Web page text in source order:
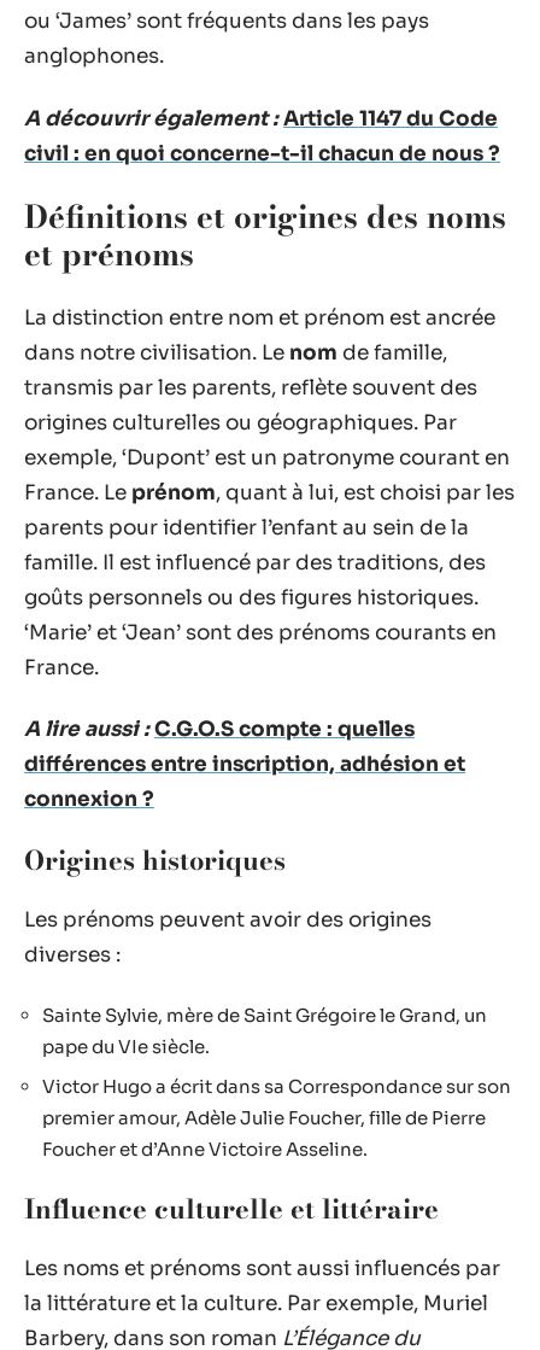
ou ‘James’ sont fréquents dans les pays
anglophones.
A découvrir également :Article 1147 du Code
civil : en quoi concerne-t-il chacun de nous ?
Définitions et origines des noms
et prénoms
La distinction entre nom et prénom est ancrée
dans notre civilisation. Le nom de famille,
transmis par les parents, reflète souvent des
origines culturelles ou géographiques. Par
exemple, ‘Dupont’ est un patronyme courant en
France. Le prénom, quant à lui, est choisi par les
parents pour identifier l’enfant au sein de la
famille. Il est influencé par des traditions, des
goûts personnels ou des figures historiques.
‘Marie’ et ‘Jean’ sont des prénoms courants en
France.
A lire aussi :C.G.O.S compte : quelles
différences entre inscription, adhésion et
connexion ?
Origines historiques
Les prénoms peuvent avoir des origines
diverses :
Sainte Sylvie, mère de Saint Grégoire le Grand, un
pape du VIe siècle.
Victor Hugo a écrit dans sa Correspondance sur son
premier amour, Adèle Julie Foucher, fille de Pierre
Foucher et d’Anne Victoire Asseline.
Influence culturelle et littéraire
Les noms et prénoms sont aussi influencés par
la littérature et la culture. Par exemple, Muriel
Barbery, dans son roman L’Élégance du